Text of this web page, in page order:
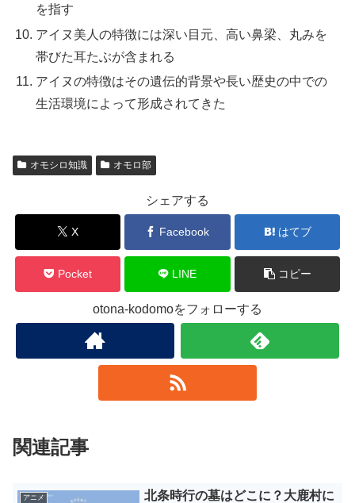
を指す
アイヌ美人の特徴には深い目元、高い鼻梁、丸みを
帯びた耳たぶが含まれる
アイヌの特徴はその遺伝的背景や長い歴史の中での
生活環境によって形成されてきた
オモシロ知識 オモロ部
シェアする
X Facebook はてブ
Pocket LINE コピー
otona-kodomoをフォローする
関連記事
アニメ
北条時行の墓はどこに？大鹿村に